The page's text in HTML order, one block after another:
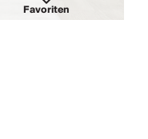
Favoriten